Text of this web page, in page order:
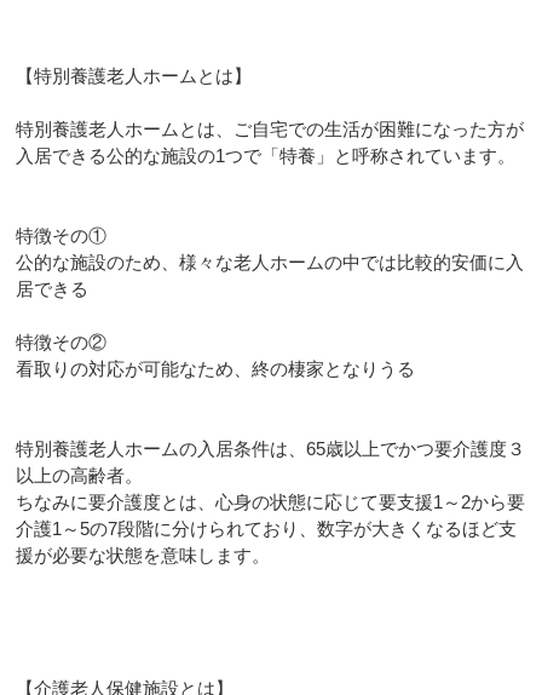
【特別養護老人ホームとは】
特別養護老人ホームとは、ご自宅での生活が困難になった方が
入居できる公的な施設の1つで「特養」と呼称されています。
特徴その①
公的な施設のため、様々な老人ホームの中では比較的安価に入
居できる
特徴その②
看取りの対応が可能なため、終の棲家となりうる
特別養護老人ホームの入居条件は、65歳以上でかつ要介護度３
以上の高齢者。
ちなみに要介護度とは、心身の状態に応じて要支援1～2から要
介護1～5の7段階に分けられており、数字が大きくなるほど支
援が必要な状態を意味します。
【介護老人保健施設とは】